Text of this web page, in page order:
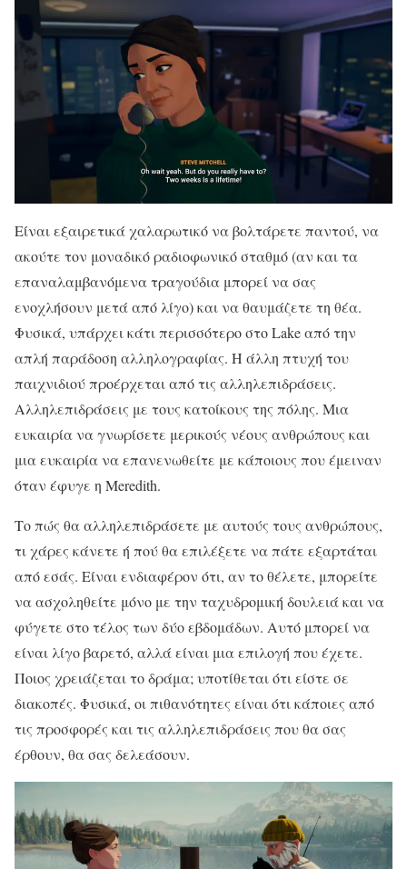
Είναι εξαιρετικά χαλαρωτικό να βολτάρετε παντού, να
ακούτε τον μοναδικό ραδιοφωνικό σταθμό (αν και τα
επαναλαμβανόμενα τραγούδια μπορεί να σας
ενοχλήσουν μετά από λίγο) και να θαυμάζετε τη θέα.
Φυσικά, υπάρχει κάτι περισσότερο στο Lake από την
απλή παράδοση αλληλογραφίας. Η άλλη πτυχή του
παιχνιδιού προέρχεται από τις αλληλεπιδράσεις.
Αλληλεπιδράσεις με τους κατοίκους της πόλης. Μια
ευκαιρία να γνωρίσετε μερικούς νέους ανθρώπους και
μια ευκαιρία να επανενωθείτε με κάποιους που έμειναν
όταν έφυγε η Meredith.
Το πώς θα αλληλεπιδράσετε με αυτούς τους ανθρώπους,
τι χάρες κάνετε ή πού θα επιλέξετε να πάτε εξαρτάται
από εσάς. Είναι ενδιαφέρον ότι, αν το θέλετε, μπορείτε
να ασχοληθείτε μόνο με την ταχυδρομική δουλειά και να
φύγετε στο τέλος των δύο εβδομάδων. Αυτό μπορεί να
είναι λίγο βαρετό, αλλά είναι μια επιλογή που έχετε.
Ποιος χρειάζεται το δράμα; υποτίθεται ότι είστε σε
διακοπές. Φυσικά, οι πιθανότητες είναι ότι κάποιες από
τις προσφορές και τις αλληλεπιδράσεις που θα σας
έρθουν, θα σας δελεάσουν.